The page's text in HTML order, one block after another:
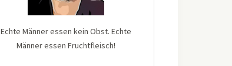
Echte Männer essen kein Obst. Echte
Männer essen Fruchtfleisch!